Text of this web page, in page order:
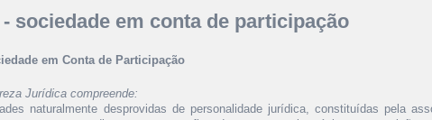
- sociedade em conta de participação
em Conta de Participação
Jurídica compreende:
naturalmente desprovidas de personalidade jurídica, constituídas pela